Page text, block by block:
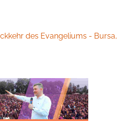
des Evangeliums - Bursa,